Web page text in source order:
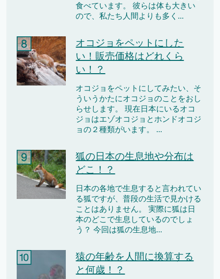
食べています。 彼らは体も大きい
ので、私たち人間よりも多く...
オコジョをペットにした
い！販売価格はどれくら
い！？
オコジョをペットにしてみたい、そ
ういうかたにオコジョのことをおし
らせします。 現在日本にいるオコ
ジョはエゾオコジョとホンドオコジ
ョの２種類がいます。 ...
狐の日本の生息地や分布は
どこ！？
日本の各地で生息すると言われてい
る狐ですが、普段の生活で見かける
ことはありません。 実際に狐は日
本のどこで生息しているのでしょ
う？ 今回は狐の生息地...
猿の年齢を人間に換算する
と何歳！？